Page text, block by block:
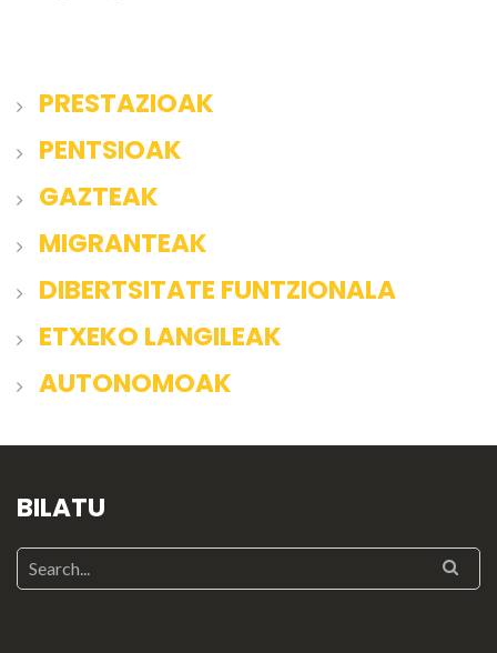
PRESTAZIOAK
PENTSIOAK
GAZTEAK
MIGRANTEAK
DIBERTSITATE FUNTZIONALA
ETXEKO LANGILEAK
AUTONOMOAK
BILATU